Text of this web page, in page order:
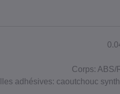
Corps: ABS/
adhésives: caoutchouc